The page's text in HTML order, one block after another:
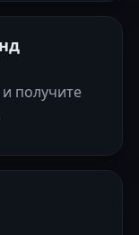
получите